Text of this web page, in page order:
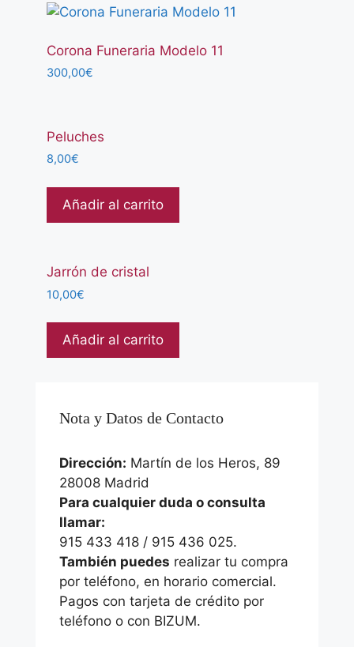
Corona Funeraria Modelo 11
300,00€
Peluches
8,00€
Añadir al carrito
Jarrón de cristal
10,00€
Añadir al carrito
Nota y Datos de Contacto
Dirección: Martín de los Heros, 89
28008 Madrid
Para cualquier duda o consulta
llamar:
915 433 418 / 915 436 025.
También puedes realizar tu compra
por teléfono, en horario comercial.
Pagos con tarjeta de crédito por
teléfono o con BIZUM.